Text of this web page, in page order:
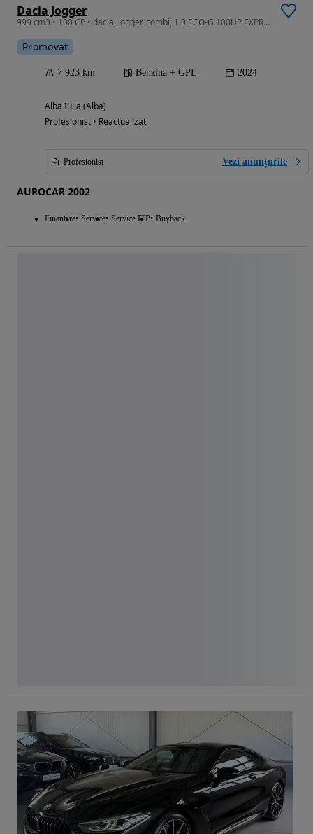
Dacia Jogger
999 cm3 • 100 CP • dacia, jogger, combi, 1.0 ECO-G 100HP EXPRESSION
Promovat
7 923 km Benzina + GPL 2024
Alba Iulia (Alba)
Profesionist • Reactualizat
Profesionist Vezi anunțurile
AUROCAR 2002
Finantare Service Service ITP Buyback